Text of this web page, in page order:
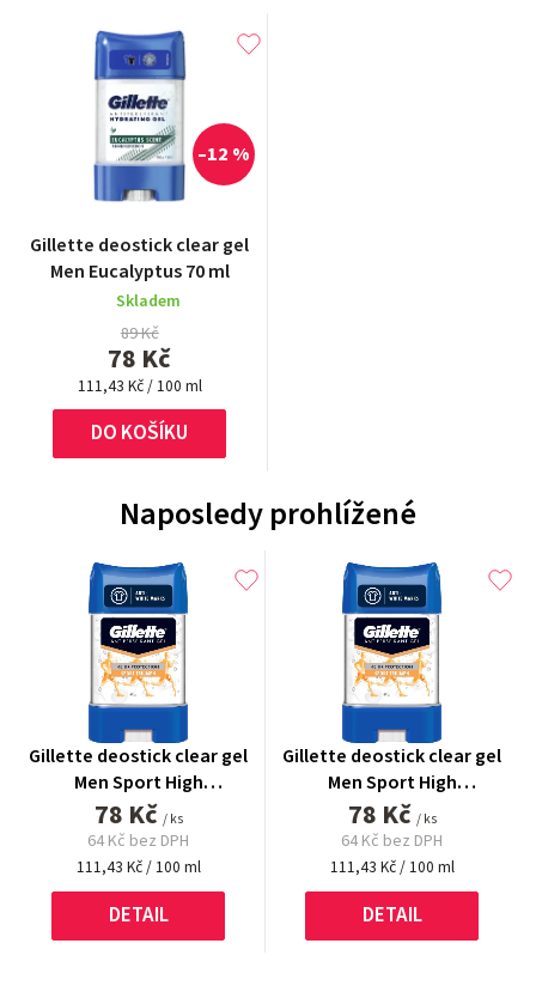
Gillette deostick clear gel
Men Eucalyptus 70 ml
Skladem
89 Kč
78 Kč
–12 %
Měrná
cena:
111,43 Kč / 100 ml
DO KOŠÍKU
Naposledy prohlížené
Gillette deostick clear gel
Men Sport High
78 Kč / ks
64 Kč bez DPH
Měrná
cena:
111,43 Kč / 100 ml
DETAIL
Gillette deostick clear gel
Men Sport High
78 Kč / ks
64 Kč bez DPH
Měrná
cena:
111,43 Kč / 100 ml
DETAIL